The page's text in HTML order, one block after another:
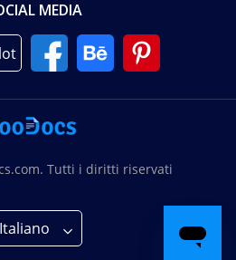
MEDIA
Tutti i diritti riservati
Italiano